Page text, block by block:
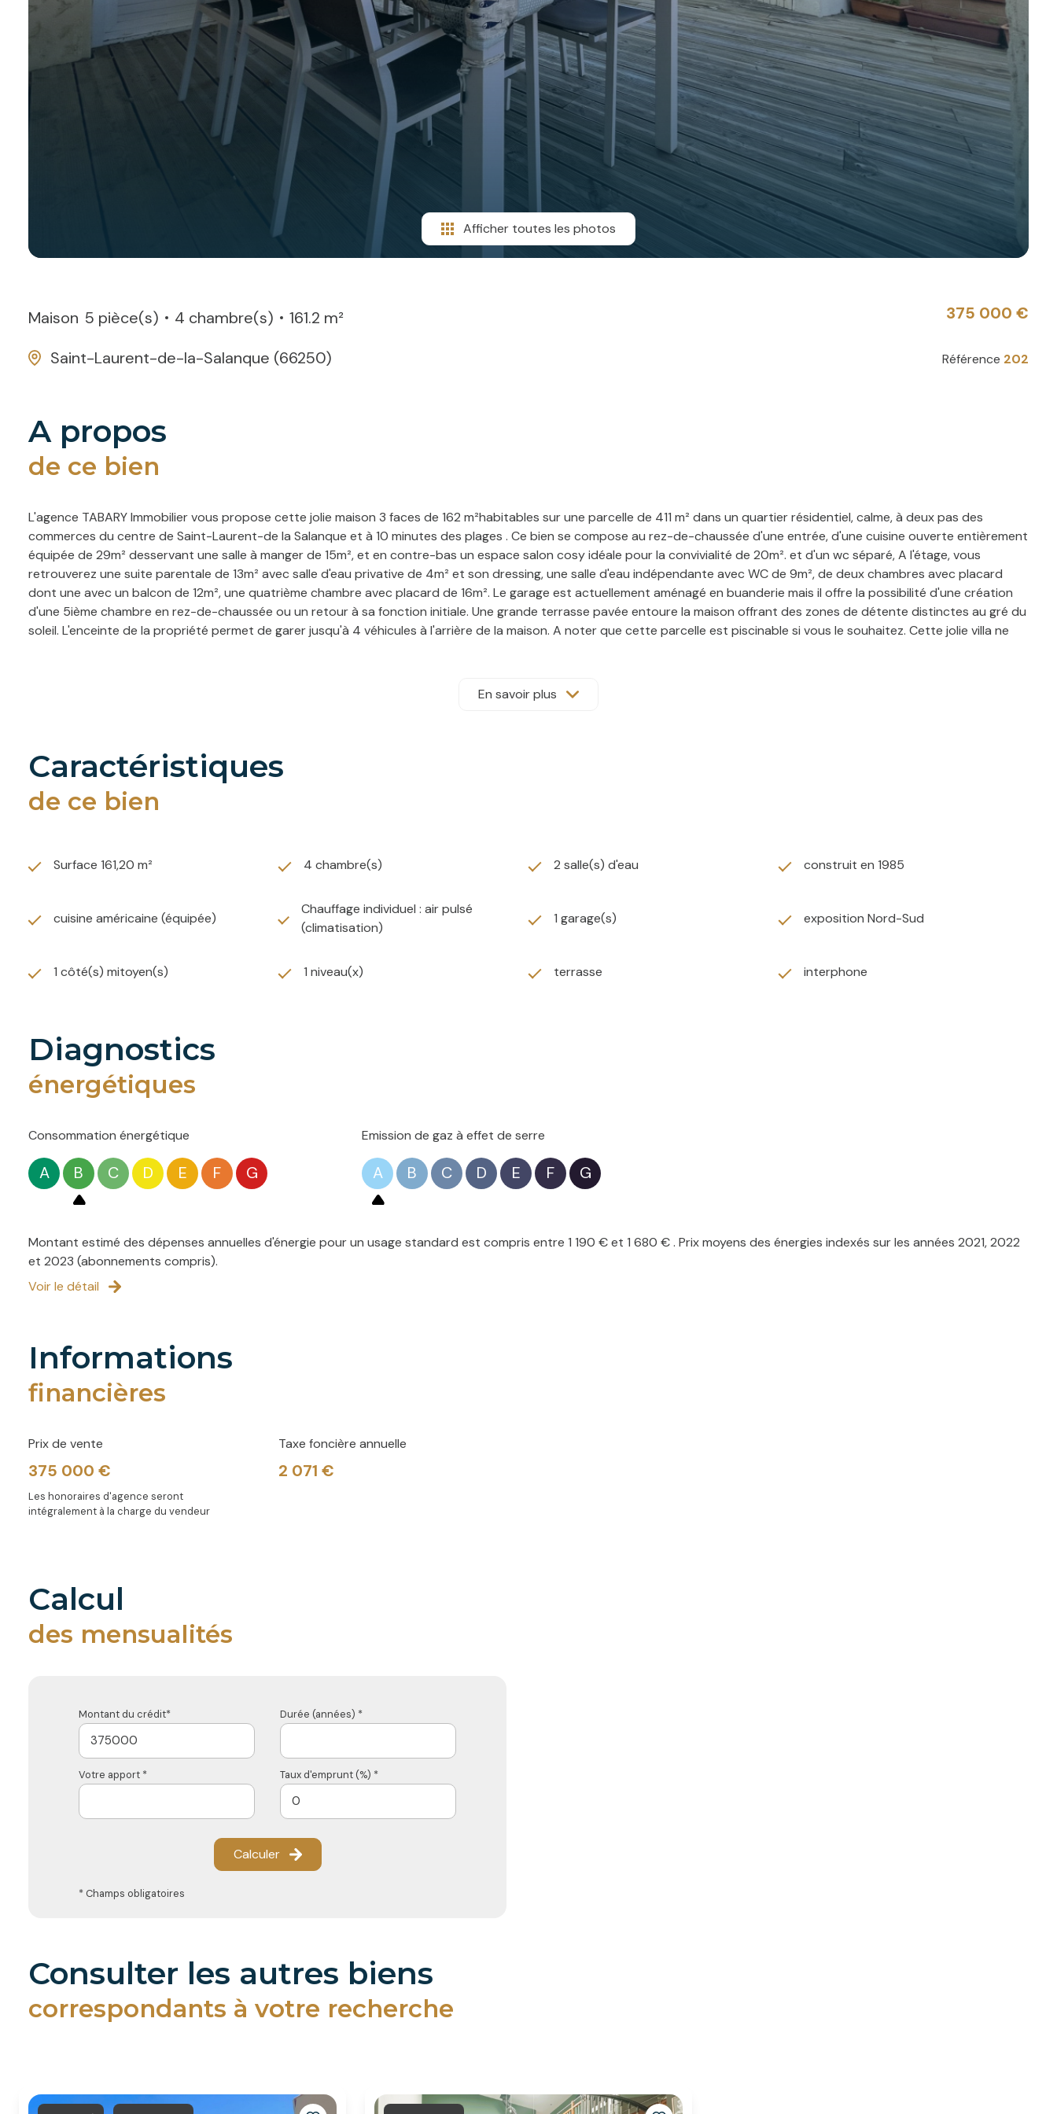
Afficher toutes les photos
Maison 5 pièce(s) 4 chambre(s)
161.2 m²
Saint-Laurent-de-la-Salanque (66250)
375 000 €
Référence 202
a propos
de ce bien
L'agence TABARY Immobilier vous propose cette jolie maison 3 faces de 162 m²habitables sur une parcelle de 411 m² dans un quartier résidentiel, calme, à deux pas des
commerces du centre de Saint-Laurent-de la Salanque et à 10 minutes des plages . Ce bien se compose au rez-de-chaussée d'une entrée, d'une cuisine ouverte entièrement
équipée de 29m² desservant une salle à manger de 15m², et en contre-bas un espace salon cosy idéale pour la convivialité de 20m². et d'un wc séparé, A l'étage, vous
retrouverez une suite parentale de 13m² avec salle d'eau privative de 4m² et son dressing, une salle d'eau indépendante avec WC de 9m², de deux chambres avec placard
dont une avec un balcon de 12m², une quatrième chambre avec placard de 16m². Le garage est actuellement aménagé en buanderie mais il offre la possibilité d'une création
d'une 5ième chambre en rez-de-chaussée ou un retour à sa fonction initiale. Une grande terrasse pavée entoure la maison offrant des zones de détente distinctes au gré du
soleil. L'enceinte de la propriété permet de garer jusqu'à 4 véhicules à l'arrière de la maison. A noter que cette parcelle est piscinable si vous le souhaitez. Cette jolie villa ne
En savoir plus
caractéristiques
de ce bien
Surface 161,20 m² 4 chambre(s) 2 salle(s) d'eau construit en 1985
cuisine américaine (équipée)
Chauffage individuel : air pulsé
(climatisation)
1 garage(s) exposition Nord-Sud
1 côté(s) mitoyen(s) 1 niveau(x) terrasse interphone
diagnostics
énergétiques
Consommation énergétique
A B C D E F G
Emission de gaz à effet de serre
A B C D E F G
Montant estimé des dépenses annuelles d'énergie pour un usage standard est compris entre 1 190 € et 1 680 € . Prix moyens des énergies indexés sur les années 2021, 2022
et 2023 (abonnements compris).
Voir le détail
informations
financières
Prix de vente
375 000 €
Les honoraires d'agence seront
intégralement à la charge du vendeur
Taxe foncière annuelle
2 071 €
calcul
des mensualités
Montant du crédit* Durée (années) *
Votre apport * Taux d'emprunt (%) *
Calculer
* Champs obligatoires
consulter les autres biens
correspondants à votre recherche